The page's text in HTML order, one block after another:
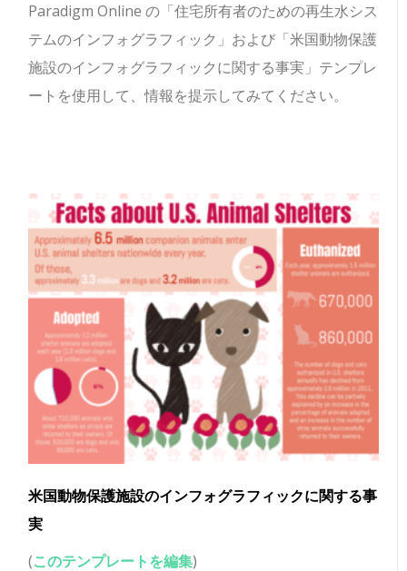
Paradigm Online の「住宅所有者のための再生水シス
テムのインフォグラフィック」および「米国動物保護
施設のインフォグラフィックに関する事実」テンプレ
ートを使用して、情報を提示してみてください。
米国動物保護施設のインフォグラフィックに関する事
実
(このテンプレートを編集)